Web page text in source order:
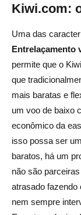
Kiwi.com:
Uma das
Entrelaçamento
permite que o
que
mais baratas e
um voo de baixo
econômico da
isso possa ser
baratos, há um
não são
atrasado
nem sempre